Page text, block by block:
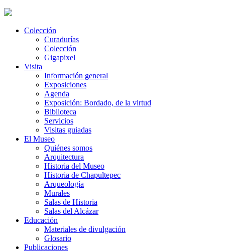
Colección
Curadurías
Colección
Gigapixel
Visita
Información general
Exposiciones
Agenda
Exposición: Bordado, de la virtud
Biblioteca
Servicios
Visitas guiadas
El Museo
Quiénes somos
Arquitectura
Historia del Museo
Historia de Chapultepec
Arqueología
Murales
Salas de Historia
Salas del Alcázar
Educación
Materiales de divulgación
Glosario
Publicaciones